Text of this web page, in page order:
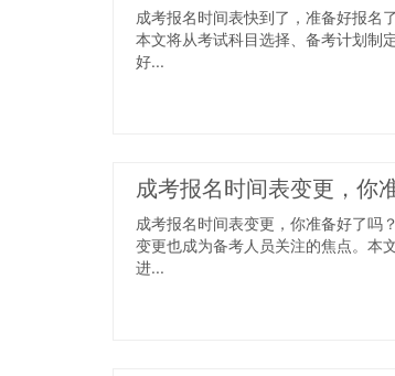
成考报名时间表快到了，准备好报名
本文将从考试科目选择、备考计划制
好...
成考报名时间表变更，你
成考报名时间表变更，你准备好了吗
变更也成为备考人员关注的焦点。本
进...